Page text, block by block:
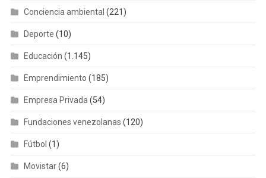
Conciencia ambiental (221)
Deporte (10)
Educación (1.145)
Emprendimiento (185)
Empresa Privada(54)
Fundaciones venezolanas (120)
Fútbol (1)
Movistar(6)